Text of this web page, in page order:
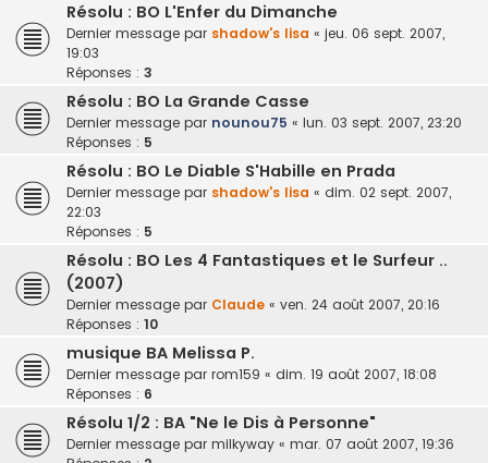
Résolu : BO L'Enfer du Dimanche
Dernier message par shadow's lisa « jeu. 06 sept. 2007,
19:03
Réponses : 3
Résolu : BO La Grande Casse
Dernier message par nounou75 « lun. 03 sept. 2007, 23:20
Réponses : 5
Résolu : BO Le Diable S'Habille en Prada
Dernier message par shadow's lisa « dim. 02 sept. 2007,
22:03
Réponses : 5
Résolu : BO Les 4 Fantastiques et le Surfeur ..
(2007)
Dernier message par Claude « ven. 24 août 2007, 20:16
Réponses : 10
musique BA Melissa P.
Dernier message par rom159 « dim. 19 août 2007, 18:08
Réponses : 6
Résolu 1/2 : BA "Ne le Dis à Personne"
Dernier message par milkyway « mar. 07 août 2007, 19:36